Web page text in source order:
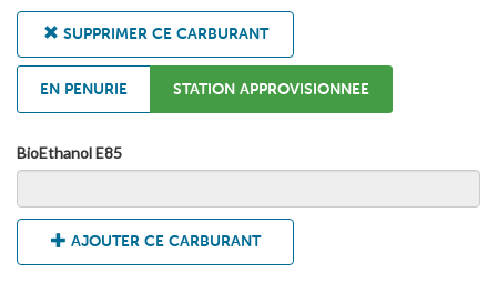
SUPPRIMER CE CARBURANT
EN PENURIE STATION APPROVISIONNEE
BioEthanol E85
AJOUTER CE CARBURANT